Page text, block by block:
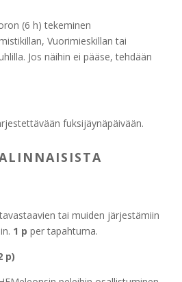
(6 h) tekeminen
Vuorimieskillan tai
Jos näihin ei pääse, tehdään
fuksijäynäpäivään.
tai muiden järjestämiin
1 p per tapahtuma.
p)